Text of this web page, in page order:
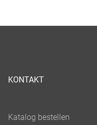
KONTAKT